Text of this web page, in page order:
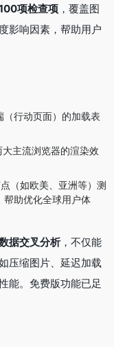
项检查项 ，覆盖图
影响因素，帮助用户
（行动页面）的加载表
主流浏览器的渲染效
（如欧美、亚洲等）测
帮助优化全球用户体
据交叉分析，不仅能
压缩图片、延迟加载
能。免费版功能已足